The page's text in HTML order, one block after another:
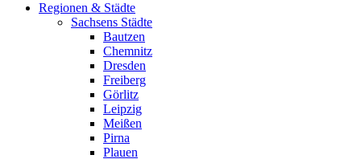
Regionen & Städte
Sachsens Städte
Bautzen
Chemnitz
Dresden
Freiberg
Görlitz
Leipzig
Meißen
Pirna
Plauen